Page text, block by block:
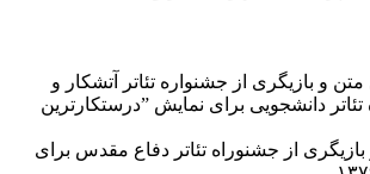
و بازیگری از جشنواره تئاتر آتشکار و
دانشجویی برای نمایش ”درستکارترین
از جشنوراه تئاتر دفاع مقدس برای